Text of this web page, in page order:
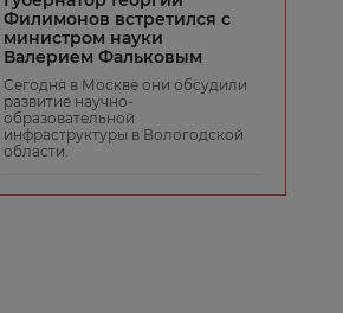
Филимонов встретился с
министром науки
Валерием Фальковым
Сегодня в Москве они обсудили
развитие научно-
образовательной
инфраструктуры в Вологодской
области.